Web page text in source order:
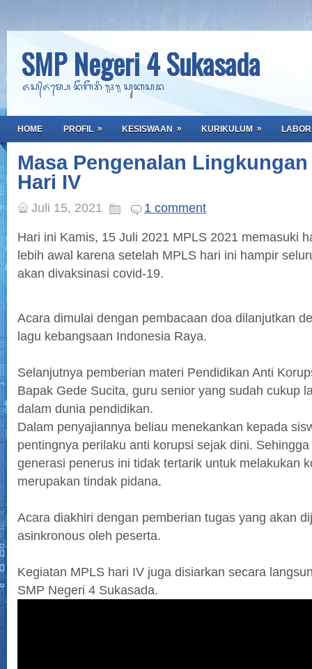
SMP Negeri 4 Sukasada
ᬏᬲ᭄ᬏᬫ᭄ᬧᬾ ᬦᭂᬕᭂᬭᬶ ᭟᭔᭟ ᬲᬸᬓᬲᬤ
HOME PROFIL » KESISWAAN » KURIKULUM »
Masa Pengenalan
Hari IV
Juli 15, 2021
1 comment
Hari ini Kamis, 15 Juli 2021 MPLS 2021 memasuki
lebih awal karena setelah MPLS hari ini hampir
akan divaksinasi covid-19.
Acara dimulai dengan pembacaan doa dilanjutkan
lagu kebangsaan Indonesia Raya.
Selanjutnya pemberian materi Pendidikan Anti
Bapak Gede Sucita, guru senior yang sudah cukup
dalam dunia pendidikan.
Dalam penyajiannya beliau menekankan kepada
pentingnya perilaku anti korupsi sejak dini.
generasi penerus ini tidak tertarik untuk melakukan
merupakan tindak pidana.
Acara diakhiri dengan pemberian tugas yang akan
asinkronous oleh peserta.
Kegiatan MPLS hari IV juga disiarkan secara
SMP Negeri 4 Sukasada.